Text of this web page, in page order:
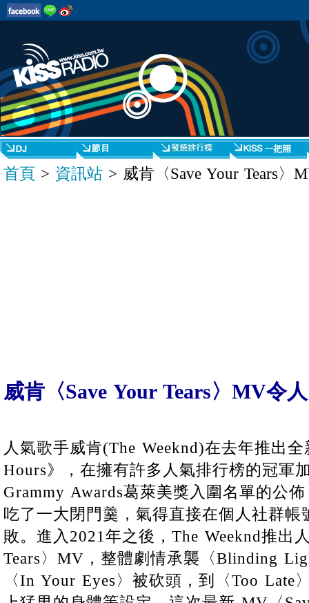
首頁 > 資訊站 > 威肯〈Save Your Tears〉
威肯〈Save Your Tears〉MV令
人氣歌手威肯(The Weeknd)在去年推出
Hours》，在擁有許多人氣排行榜的冠軍
Grammy Awards葛萊美獎入圍名單的公
吃了一大閉門羹，氣得直接在個人社群帳
敗。進入2021年之後，The Weeknd推出
Tears〉MV，整體劇情承襲〈Blinding
〈In Your Eyes〉被砍頭，到〈Too Late